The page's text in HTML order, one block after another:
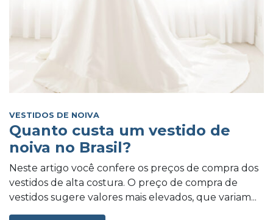
VESTIDOS DE NOIVA
Quanto custa um vestido de
noiva no Brasil?
Neste artigo você confere os preços de compra dos
vestidos de alta costura. O preço de compra de
vestidos sugere valores mais elevados, que variam...